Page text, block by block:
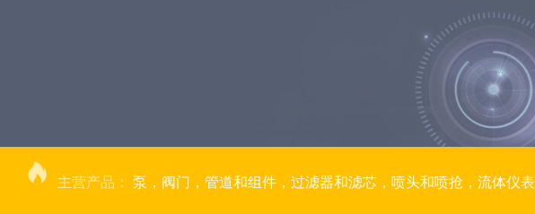
主营产品： 泵，阀门，管道和组件，过滤器和滤芯，喷头和喷抢，流体仪表